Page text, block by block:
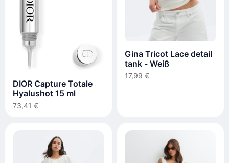
DIOR Capture Totale
Hyalushot 15 ml
73,41 €
Gina Tricot Lace detail
tank - Weiß
17,99 €